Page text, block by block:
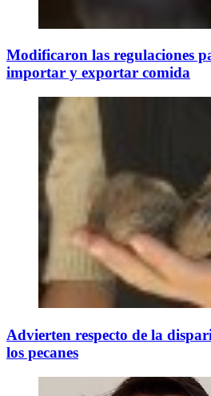
Modificaron las regulaciones
importar y exportar comida
Advierten respecto de la
los pecanes